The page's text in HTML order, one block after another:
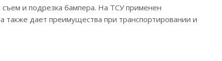
и подрезка бампера. На ТСУ применен
также дает преимущества при транспортировании и